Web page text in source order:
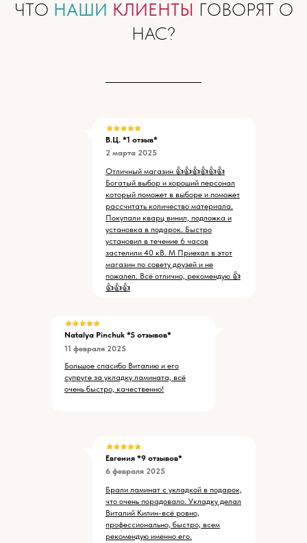
ЧТО НАШИ КЛИЕНТЫ ГОВОРЯТ О
НАС?
Natalya Pinchuk *5 отзывов*
11 февраля 2025
Большое спасибо Виталию и его
супруге за укладку ламината, всё
очень быстро, качественно!
В.Ц. *1 отзыв*
Отличный магазин 👍👍👍👍👍👍
Богатый выбор и хороший персонал
который поможет в выборе и поможет
рассчитать количество материала.
Покупали кварц винил, подложка и
установка в подарок. Быстро
установил в течение 6 часов
застелили 40 кВ. М Приехал в этот
магазин по совету друзей и не
пожалел. Всё отлично, рекомендую 👍
👍👍👍
2 марта 2025
Евгения *9 отзывов*
Брали ламинат с укладкой в подарок,
что очень порадовало. Укладку делал
Виталий Килин-всё ровно,
профессионально, быстро, всем
рекомендую именно его.
6 февраля 2025